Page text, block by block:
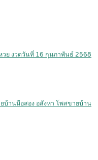
วย งวดวันที่ 16 กุมภาพันธ์ 2568
บ้านมือสอง อสังหา โพสขายบ้าน